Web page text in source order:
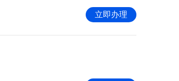
立即办理